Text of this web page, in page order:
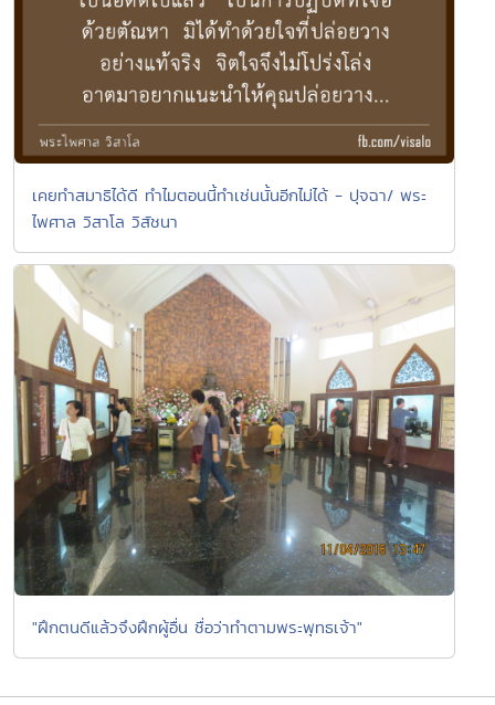
เคยทำสมาธิได้ดี ทำไมตอนนี้ทำเช่นนั้นอีกไม่ได้ - ปุจฉา/ พระ
ไพศาล วิสาโล วิสัชนา
"ฝึกตนดีแล้วจึงฝึกผู้อื่น ชื่อว่าทำตามพระพุทธเจ้า"